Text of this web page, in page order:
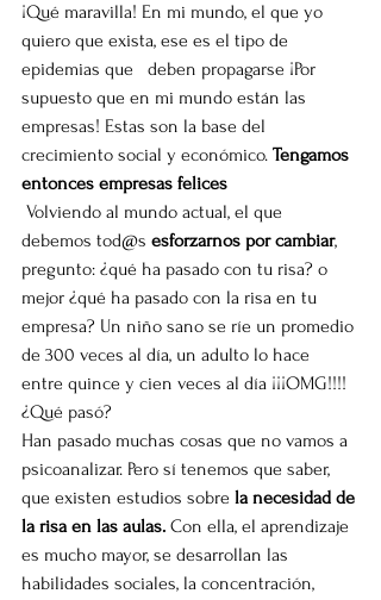
¡Qué maravilla! En mi mundo, el que yo
quiero que exista, ese es el tipo de
epidemias que   deben propagarse ¡Por
supuesto que en mi mundo están las
empresas! Estas son la base del
crecimiento social y económico. Tengamos
entonces empresas felices
Volviendo al mundo actual, el que
debemos tod@s esforzarnos por cambiar,
pregunto: ¿qué ha pasado con tu risa? o
mejor ¿qué ha pasado con la risa en tu
empresa? Un niño sano se ríe un promedio
de 300 veces al día, un adulto lo hace
entre quince y cien veces al día ¡¡¡OMG!!!!
¿Qué pasó?
Han pasado muchas cosas que no vamos a
psicoanalizar. Pero sí tenemos que saber,
que existen estudios sobre la necesidad de
la risa en las aulas. Con ella, el aprendizaje
es mucho mayor, se desarrollan las
habilidades sociales, la concentración,